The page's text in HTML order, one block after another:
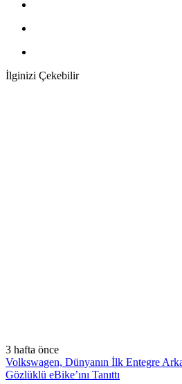
İlginizi Çekebilir
3 hafta önce
Volkswagen, Dünyanın İlk Entegre
Gözlüklü eBike’ını Tanıttı